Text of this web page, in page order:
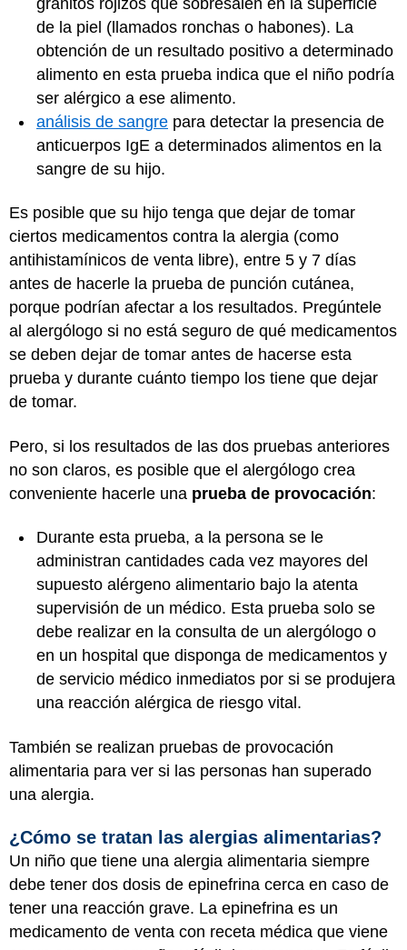
de la piel (llamados ronchas o habones). La
obtención de un resultado positivo a determinado
alimento en esta prueba indica que el niño podría
ser alérgico a ese alimento.
análisis de sangre para detectar la presencia de
anticuerpos IgE a determinados alimentos en la
sangre de su hijo.
Es posible que su hijo tenga que dejar de tomar
ciertos medicamentos contra la alergia (como
antihistamínicos de venta libre), entre 5 y 7 días
antes de hacerle la prueba de punción cutánea,
porque podrían afectar a los resultados. Pregúntele
al alergólogo si no está seguro de qué medicamentos
se deben dejar de tomar antes de hacerse esta
prueba y durante cuánto tiempo los tiene que dejar
de tomar.
Pero, si los resultados de las dos pruebas anteriores
no son claros, es posible que el alergólogo crea
conveniente hacerle una prueba de provocación:
Durante esta prueba, a la persona se le
administran cantidades cada vez mayores del
supuesto alérgeno alimentario bajo la atenta
supervisión de un médico. Esta prueba solo se
debe realizar en la consulta de un alergólogo o
en un hospital que disponga de medicamentos y
de servicio médico inmediatos por si se produjera
una reacción alérgica de riesgo vital.
También se realizan pruebas de provocación
alimentaria para ver si las personas han superado
una alergia.
¿Cómo se tratan las alergias alimentarias?
Un niño que tiene una alergia alimentaria siempre
debe tener dos dosis de epinefrina cerca en caso de
tener una reacción grave. La epinefrina es un
medicamento de venta con receta médica que viene